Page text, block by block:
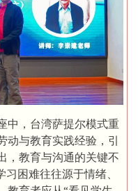
中，台湾萨提尔模式重
动与教育实践经验，引
，教育与沟通的关键不
困难往往源于情绪、